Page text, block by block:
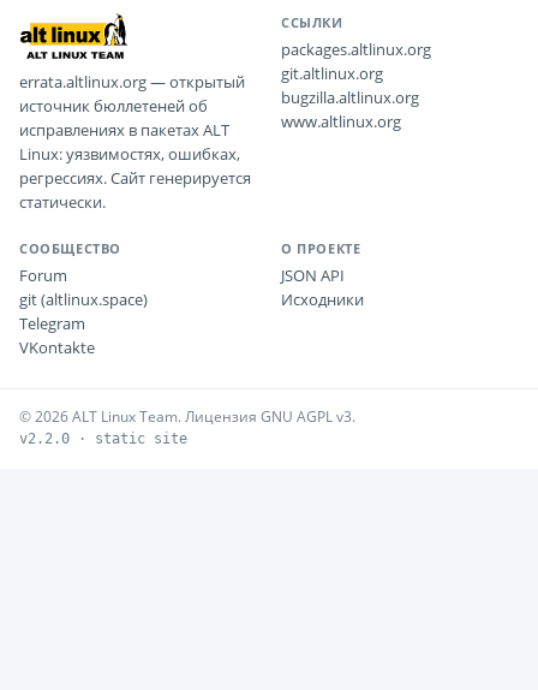
errata.altlinux.org — открытый
источник бюллетеней об
исправлениях в пакетах ALT
Linux: уязвимостях, ошибках,
регрессиях. Сайт генерируется
статически.
ССЫЛКИ
packages.altlinux.org
git.altlinux.org
bugzilla.altlinux.org
www.altlinux.org
СООБЩЕСТВО
Forum
git (altlinux.space)
Telegram
VKontakte
О ПРОЕКТЕ
JSON API
Исходники
© 2026 ALT Linux Team. Лицензия GNU AGPL v3.
v2.2.0 · static site